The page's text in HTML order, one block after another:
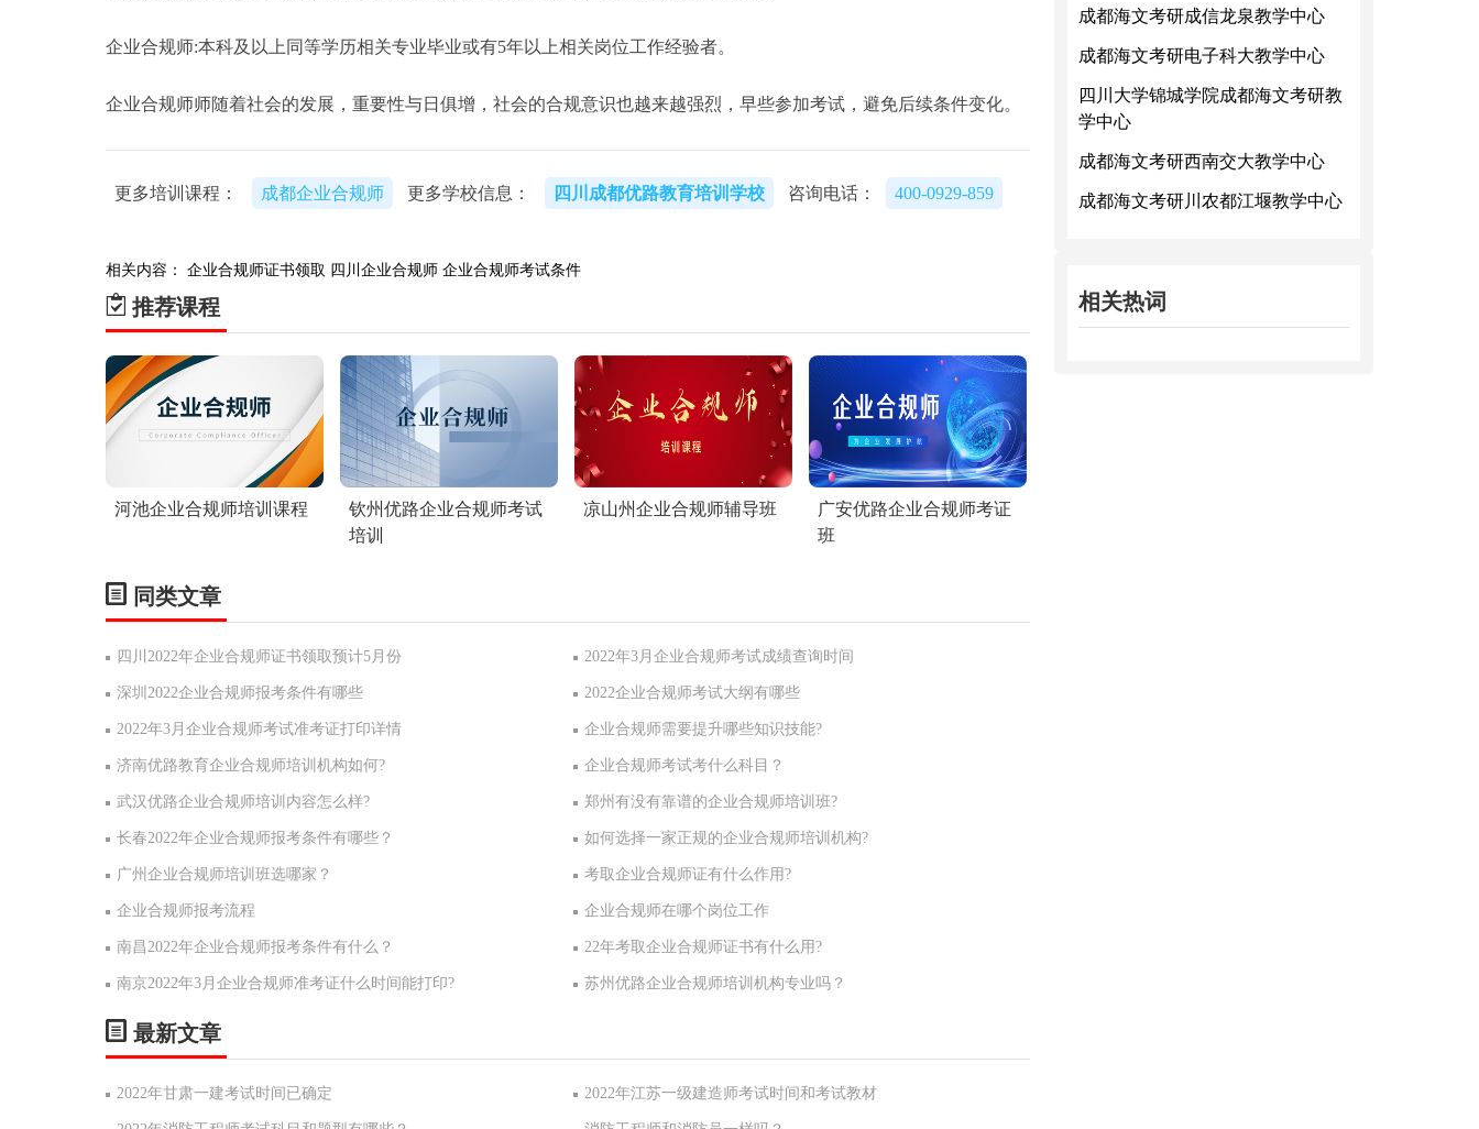
企业合规师:本科及以上同等学历相关专业毕业或有5年以上相关岗位工作经验者。
企业合规师师随着社会的发展，重要性与日俱增，社会的合规意识也越来越强烈，早些参加考试，避免后续条件变化。
更多培训课程： 成都企业合规师 更多学校信息： 四川成都优路教育培训学校 咨询电话： 400-0929-859
相关内容： 企业合规师证书领取 四川企业合规师 企业合规师考试条件
推荐课程
河池企业合规师培训课程
钦州优路企业合规师考试
培训
凉山州企业合规师辅导班
广安优路企业合规师考证
班
同类文章
四川2022年企业合规师证书领取预计5月份 2022年3月企业合规师考试成绩查询时间
深圳2022企业合规师报考条件有哪些 2022企业合规师考试大纲有哪些
2022年3月企业合规师考试准考证打印详情 企业合规师需要提升哪些知识技能?
济南优路教育企业合规师培训机构如何? 企业合规师考试考什么科目？
武汉优路企业合规师培训内容怎么样? 郑州有没有靠谱的企业合规师培训班?
长春2022年企业合规师报考条件有哪些？ 如何选择一家正规的企业合规师培训机构?
广州企业合规师培训班选哪家？ 考取企业合规师证有什么作用?
企业合规师报考流程 企业合规师在哪个岗位工作
南昌2022年企业合规师报考条件有什么？ 22年考取企业合规师证书有什么用?
南京2022年3月企业合规师准考证什么时间能打印? 苏州优路企业合规师培训机构专业吗？
最新文章
2022年甘肃一建考试时间已确定 2022年江苏一级建造师考试时间和考试教材
成都海文考研成信龙泉教学中心
成都海文考研电子科大教学中心
四川大学锦城学院成都海文考研教
学中心
成都海文考研西南交大教学中心
成都海文考研川农都江堰教学中心
相关热词